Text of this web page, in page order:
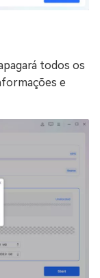
todos os
e